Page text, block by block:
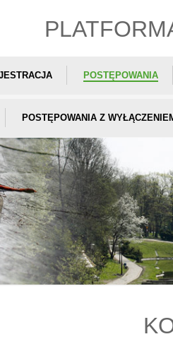
POSTĘPOWANIA
POSTĘPOWANIA Z